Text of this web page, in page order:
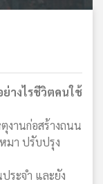
างไรชีวิตคนใช้
งานก่อสร้างถนน
มา ปรับปรุง
ระจำ และยัง